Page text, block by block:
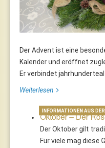
Der Advent ist eine
Kalender und eröffnet
Er verbindet
Weiterlesen
Oktober – Der
Der Oktober gilt
Für viele mag
INFORMATIONEN AUS